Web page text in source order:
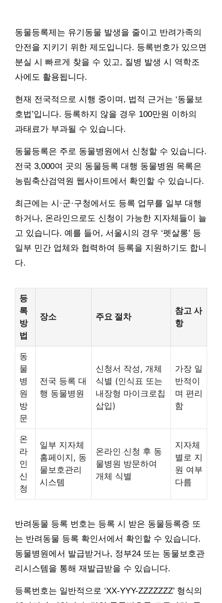
동물등록제는 유기동물 발생을 줄이고 반려가족의
안전을 지키기 위한 제도입니다. 등록번호가 있으면
분실 시 빠르게 찾을 수 있고, 질병 발생 시 역학조
사에도 활용됩니다.
현재 전국적으로 시행 중이며, 법적 근거는 ‘동물보
호법’입니다. 등록하지 않을 경우 100만원 이하의
과태료가 부과될 수 있습니다.
동물등록은 주로 동물병원에서 신청할 수 있습니다.
전국 3,000여 곳의 동물등록 대행 동물병원 목록은
농림축산검역원 웹사이트에서 확인할 수 있습니다.
최근에는 시·군·구청에서도 등록 업무를 일부 대행
하거나, 온라인으로도 신청이 가능한 지자체들이 늘
고 있습니다. 예를 들어, 서울시의 경우 ‘펫살롱’ 등
일부 민간 업체와 협력하여 등록을 지원하기도 합니
다.
등
록
방
법
장소 주요 절차
참고 사
항
동
물
병
원
방
문
전국 등록 대
행 동물병원
신청서 작성, 개체
식별 (인식표 또는
내장형 마이크로칩
삽입)
가장 일
반적이
며 편리
함
온
라
인
신
청
일부 지자체
홈페이지, 동
물보호관리
시스템
온라인 신청 후 동
물병원 방문하여
개체 식별
지자체
별로 지
원 여부
다름
반려동물 등록 번호는 등록 시 받은 동물등록증 또
는 반려동물 등록 확인서에서 확인할 수 있습니다.
동물병원에서 발급받거나, 정부24 또는 동물보호관
리시스템을 통해 재발급받을 수 있습니다.
등록번호는 일반적으로 ‘XX-YYY-ZZZZZZZ’ 형식의